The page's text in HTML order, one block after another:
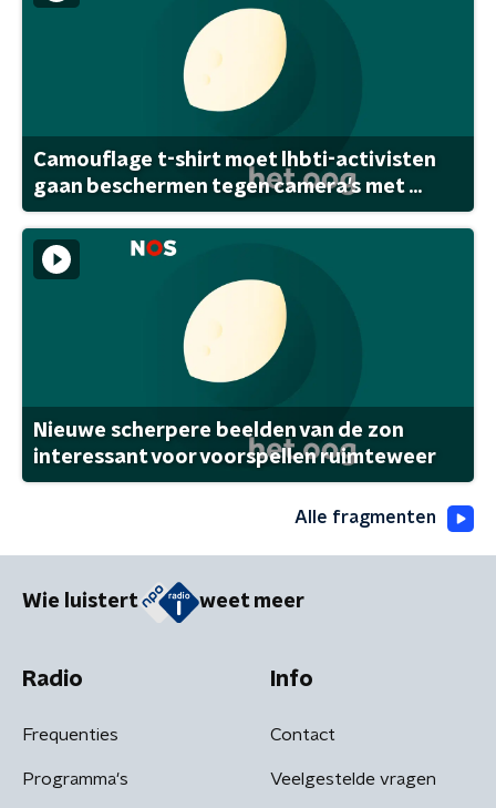
Camouflage t-shirt moet lhbti-activisten
gaan beschermen tegen camera's met ...
Nieuwe scherpere beelden van de zon
interessant voor voorspellen ruimteweer
Alle fragmenten
Wie luistert weet meer
Radio
Frequenties
Programma's
Info
Contact
Veelgestelde vragen